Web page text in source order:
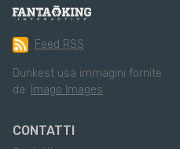
Feed RSS
Dunkest usa immagini fornite
da: Imago Images
CONTATTI